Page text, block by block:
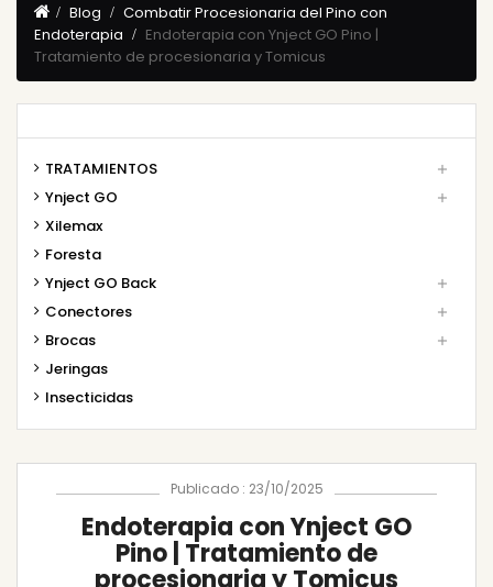
Blog
Combatir Procesionaria del Pino con
Endoterapia
Endoterapia con Ynject GO Pino |
Tratamiento de procesionaria y Tomicus
TRATAMIENTOS 
Ynject GO 
Xilemax
Foresta
Ynject GO Back

Conectores 
Brocas 
Jeringas
Insecticidas
Publicado : 23/10/2025
Endoterapia con Ynject GO
Pino | Tratamiento de
procesionaria y Tomicus